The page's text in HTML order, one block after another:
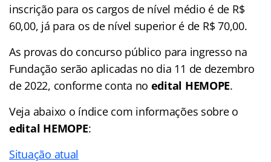
inscrição para os cargos de nível médio é de R$
60,00, já para os de nível superior é de R$ 70,00.
As provas do concurso público para ingresso na
Fundação serão aplicadas no dia 11 de dezembro
de 2022, conforme conta no edital HEMOPE.
Veja abaixo o índicecom informações sobre o
edital HEMOPE:
Situação atual